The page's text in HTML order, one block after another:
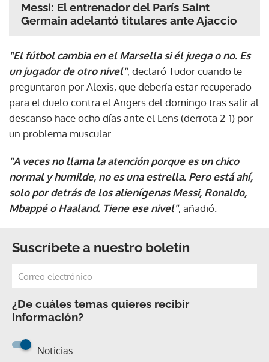
Messi: El entrenador del París Saint
Germain adelantó titulares ante Ajaccio
"El fútbol cambia en el Marsella si él juega o no. Es
un jugador de otro nivel", declaró Tudor cuando le
preguntaron por Alexis, que debería estar recuperado
para el duelo contra el Angers del domingo tras salir al
descanso hace ocho días ante el Lens (derrota 2-1) por
un problema muscular.
"A veces no llama la atención porque es un chico
normal y humilde, no es una estrella. Pero está ahí,
solo por detrás de los alienígenas Messi, Ronaldo,
Mbappé o Haaland. Tiene ese nivel", añadió.
Suscríbete a nuestro boletín
¿De cuáles temas quieres recibir
información?
Noticias